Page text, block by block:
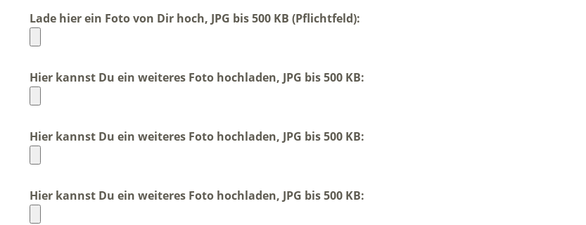
Lade hier ein Foto von Dir hoch, JPG bis 500 KB (Pflichtfeld):
Hier kannst Du ein weiteres Foto hochladen, JPG bis 500 KB:
Hier kannst Du ein weiteres Foto hochladen, JPG bis 500 KB:
Hier kannst Du ein weiteres Foto hochladen, JPG bis 500 KB: